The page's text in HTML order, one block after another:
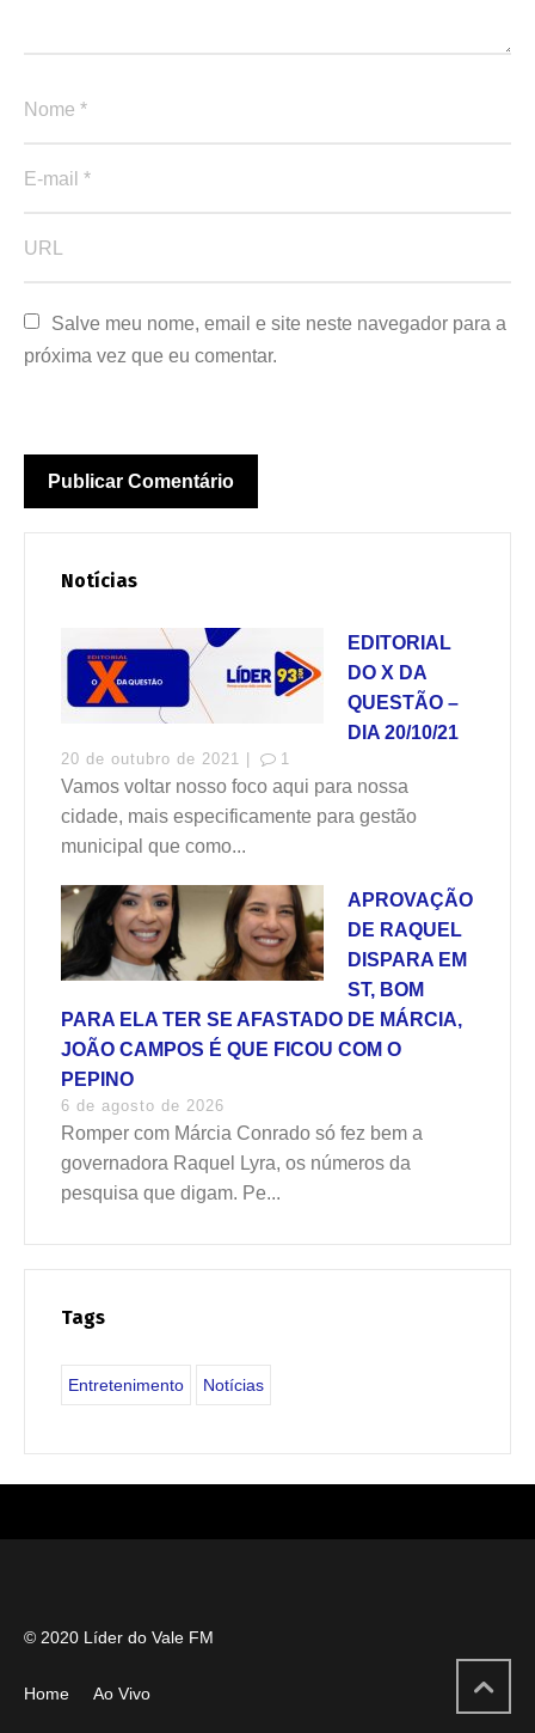
Salve meu nome, email e site neste navegador para a
próxima vez que eu comentar.
Notícias
EDITORIAL
DO X DA
QUESTÃO –
DIA 20/10/21
20 de outubro de 2021 | 1
Vamos voltar nosso foco aqui para nossa
cidade, mais especificamente para gestão
municipal que como...
APROVAÇÃO
DE RAQUEL
DISPARA EM
ST, BOM
PARA ELA TER SE AFASTADO DE MÁRCIA,
JOÃO CAMPOS É QUE FICOU COM O
PEPINO
6 de agosto de 2026
Romper com Márcia Conrado só fez bem a
governadora Raquel Lyra, os números da
pesquisa que digam. Pe...
Tags
Entretenimento Notícias
© 2020 Líder do Vale FM
Home Ao Vivo